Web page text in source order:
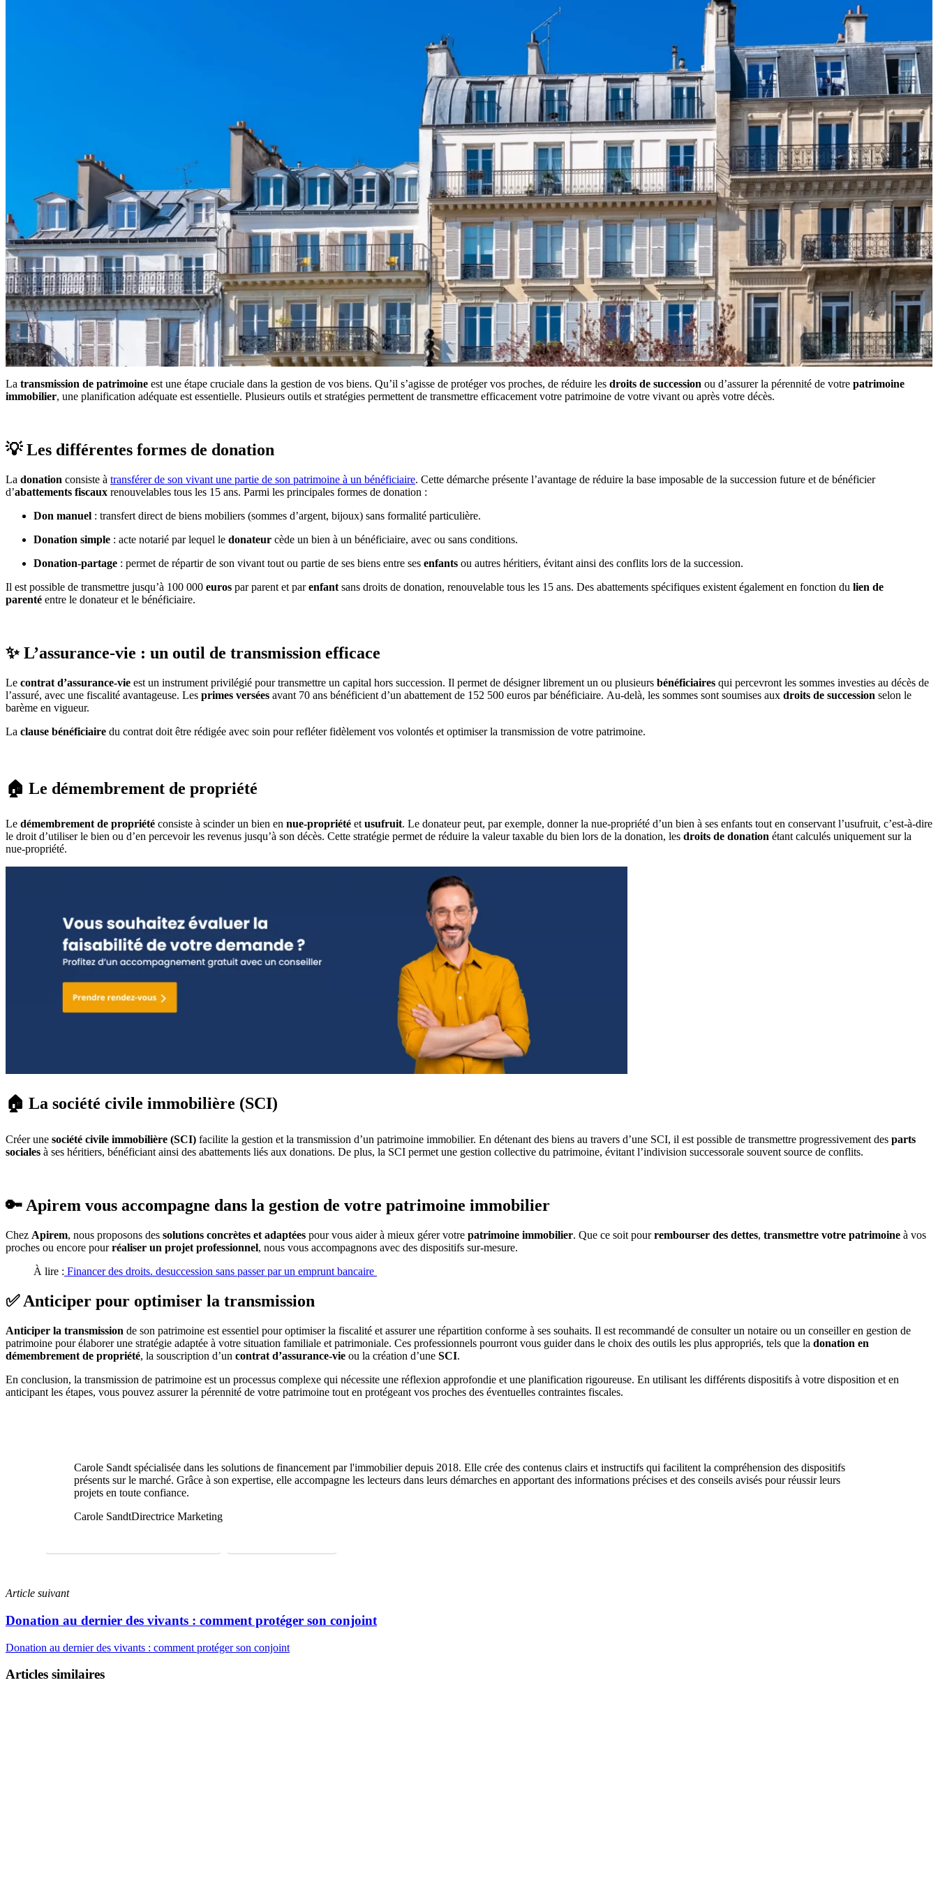
La transmission de patrimoine est une étape cruciale dans la gestion de vos biens. Qu’il s’agisse de protéger vos proches, de réduire les droits de succession ou d’assurer la pérennité de votre patrimoine
immobilier, une planification adéquate est essentielle. Plusieurs outils et stratégies permettent de transmettre efficacement votre patrimoine de votre vivant ou après votre décès.
💡 Les différentes formes de donation
La donation consiste à transférer de son vivant une partie de son patrimoine à un bénéficiaire. Cette démarche présente l’avantage de réduire la base imposable de la succession future et de bénéficier
d’abattements fiscaux renouvelables tous les 15 ans. Parmi les principales formes de donation :​
Don manuel : transfert direct de biens mobiliers (sommes d’argent, bijoux) sans formalité particulière.
Donation simple : acte notarié par lequel le donateur cède un bien à un bénéficiaire, avec ou sans conditions.
Donation-partage : permet de répartir de son vivant tout ou partie de ses biens entre ses enfants ou autres héritiers, évitant ainsi des conflits lors de la succession.
Il est possible de transmettre jusqu’à 100 000 euros par parent et parenfant sans droits de donation, renouvelable tous les 15 ans. Des abattements spécifiques existent également en fonction du lien de
parenté entre le donateur et le bénéficiaire.
✨ L’assurance-vie : un outil de transmission efficace
Le contrat d’assurance-vie est un instrument privilégié pour transmettre un capital hors succession. Il permet de désigner librement un ou plusieurs bénéficiaires qui percevront les sommes investies au décès de
l’assuré, avec une fiscalité avantageuse. Les primes versées avant 70 ans bénéficient d’un abattement de 152 500 euros par bénéficiaire. Au-delà, les sommes sont soumises aux droits de succession selon le
barème en vigueur.
La clause bénéficiaire du contrat doit être rédigée avec soin pour refléter fidèlement vos volontés et optimiser la transmission de votre patrimoine.
🏠 Le démembrement de propriété
Le démembrement de propriété consiste à scinder un bien en nue-propriété etusufruit. Le donateur peut, par exemple, donner la nue-propriété d’un bien à ses enfants tout en conservant l’usufruit, c’est-à-dire
le droit d’utiliser le bien ou d’en percevoir les revenus jusqu’à son décès. Cette stratégie permet de réduire la valeur taxable du bien lors de la donation, les droits de donation étant calculés uniquement sur la
nue-propriété.
🏠 La société civile immobilière (SCI)
Créer une société civile immobilière (SCI) facilite la gestion et la transmission d’un patrimoine immobilier. En détenant des biens au travers d’une SCI, il est possible de transmettre progressivement des parts
sociales à ses héritiers, bénéficiant ainsi des abattements liés aux donations. De plus, la SCI permet une gestion collective du patrimoine, évitant l’indivision successorale souvent source de conflits.
🔑 Apirem vous accompagne dans la gestion de votre patrimoine immobilier
Chez Apirem, nous proposons des solutions concrètes et adaptées pour vous aider à mieux gérer votre patrimoine immobilier. Que ce soit pourrembourser des dettes, transmettre votre patrimoine à vos
proches ou encore pourréaliser un projet professionnel, nous vous accompagnons avec des dispositifs sur-mesure.
À lire : Financer des droits. desuccession sans passer par un emprunt bancaire
✅ Anticiper pour optimiser la transmission
Anticiper la transmission de son patrimoine est essentiel pour optimiser la fiscalité et assurer une répartition conforme à ses souhaits. Il est recommandé de consulter un notaire ou un conseiller en gestion de
patrimoine pour élaborer une stratégie adaptée à votre situation familiale et patrimoniale. Ces professionnels pourront vous guider dans le choix des outils les plus appropriés, tels que la donation en
démembrement de propriété, la souscription d’un contrat d’assurance-vie ou la création d’une SCI.
En conclusion, la transmission de patrimoine est un processus complexe qui nécessite une réflexion approfondie et une planification rigoureuse. En utilisant les différents dispositifs à votre disposition et en
anticipant les étapes, vous pouvez assurer la pérennité de votre patrimoine tout en protégeant vos proches des éventuelles contraintes fiscales.
Carole Sandt spécialisée dans les solutions de financement par l'immobilier depuis 2018. Elle crée des contenus clairs et instructifs qui facilitent la compréhension des dispositifs
présents sur le marché. Grâce à son expertise, elle accompagne les lecteurs dans leurs démarches en apportant des informations précises et des conseils avisés pour réussir leurs
projets en toute confiance.
Carole SandtDirectrice Marketing
Article suivant
Donation au dernier des vivants : comment protéger son conjoint
Donation au dernier des vivants : comment protéger son conjoint
Articles similaires